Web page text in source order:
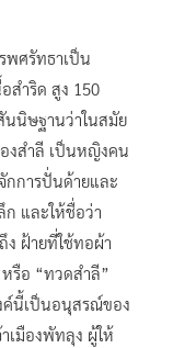
พศรัทธาเป็น
สำริด สูง 150
นนิษฐานว่าในสมัย
งสำลี เป็นหญิงคน
การปั่นด้ายและ
ก และให้ชื่อว่า
ง ฝ้ายที่ใช้ทอผ้า
รือ “ทวดสำลี”
ค์นี้เป็นอนุสรณ์ของ
เมืองพัทลุง ผู้ให้